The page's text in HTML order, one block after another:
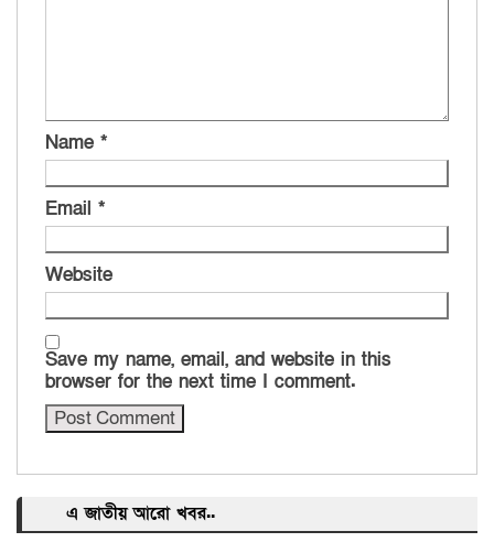
Name *
Email *
Website
Save my name, email, and website in this
browser for the next time I comment.
এ জাতীয় আরো খবর..